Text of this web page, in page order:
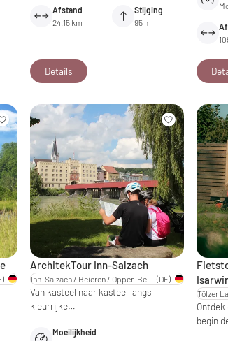
Afstand
24.15 km
Stijging
95 m
Details
ArchitekTour Inn-Salzach
(DE)
Van kasteel naar kasteel langs
kleurrijke…
Moeilijkheid
begin